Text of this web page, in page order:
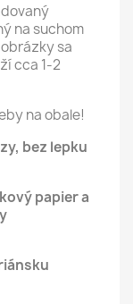
na suchom
sa
cca 1-2
na obale!
bez lepku
papier a